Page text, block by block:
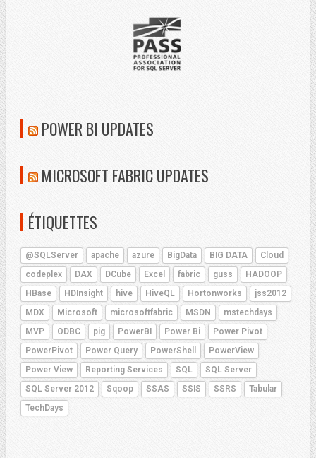
POWER BI UPDATES
MICROSOFT FABRIC UPDATES
ÉTIQUETTES
@SQLServer apache azure BigData BIG DATA
Cloud
codeplex
DAX DCube Excel fabric guss
HADOOP
HBase
HDInsight hive HiveQL Hortonworks
jss2012
MDX
Microsoft microsoftfabric MSDN
mstechdays
MVP
ODBC pig PowerBI Power Bi
Power Pivot
PowerPivot
Power Query PowerShell
PowerView
Power View
Reporting Services SQL
SQL Server
SQL Server 2012
Sqoop SSAS SSIS SSRS
Tabular
TechDays